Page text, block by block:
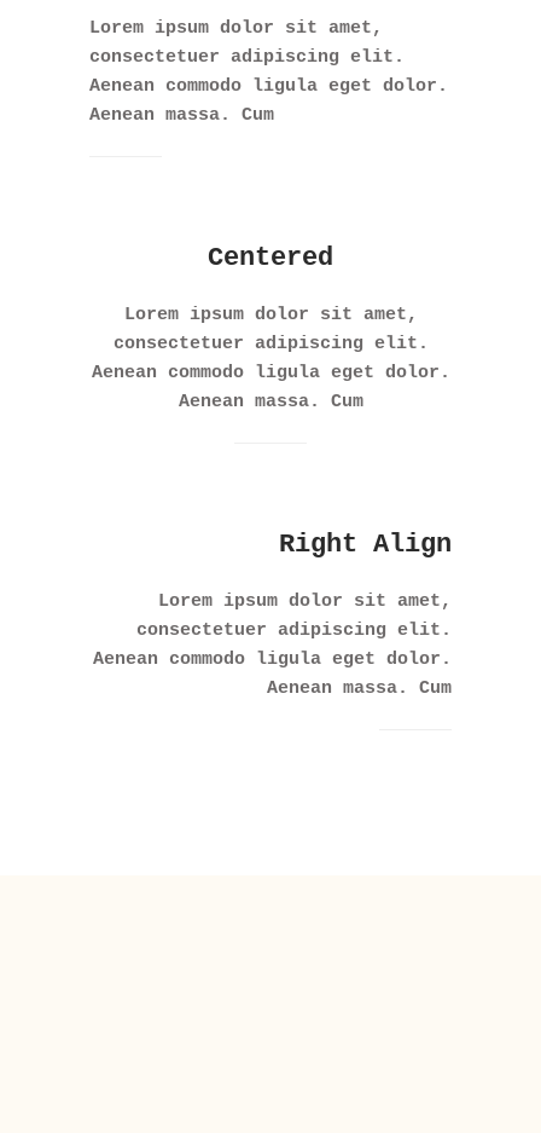
Lorem ipsum dolor sit amet,
consectetuer adipiscing elit.
Aenean commodo ligula eget dolor.
Aenean massa. Cum
Centered
Lorem ipsum dolor sit amet,
consectetuer adipiscing elit.
Aenean commodo ligula eget dolor.
Aenean massa. Cum
Right Align
Lorem ipsum dolor sit amet,
consectetuer adipiscing elit.
Aenean commodo ligula eget dolor.
Aenean massa. Cum